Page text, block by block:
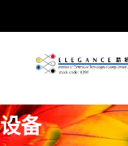
设备